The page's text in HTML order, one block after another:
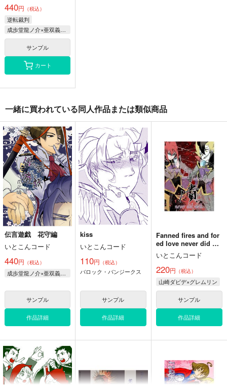
440円 （税込）
逆転裁判
成歩堂龍ノ介×亜双義一真、成歩堂龍ノ介×バンジークス
サンプル
カート
一緒に買われている同人作品または類似商品
伝言遊戯 花守編
いとこんコード
440円 （税込）
成歩堂龍ノ介×亜双義一真、成歩堂龍ノ介×バンジークス
サンプル
作品詳細
kiss
いとこんコード
110円 （税込）
バロック・バンジークス
サンプル
作品詳細
Fanned fires and for
ed love never did we
ll 潰
いとこんコード
220円 （税込）
山崎ダビデ×グレムリン
サンプル
作品詳細